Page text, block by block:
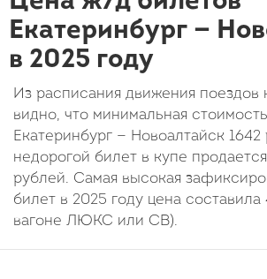
Екатеринбург —
в 2025 году
Из расписания движения поездов
видно, что минимальная
Екатеринбург — Новоалтайск 1642
недорогой билет в купе
рублей. Самая высокая
билет в 2025 году цена составила
вагоне ЛЮКС или СВ).